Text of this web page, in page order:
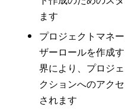
ます
プロジェクトマネ
ザーロールを作成
界により、プロジ
クションへのアク
されます